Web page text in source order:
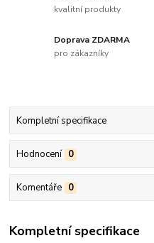
kvalitní produkty
Doprava ZDARMA
pro zákazníky
Kompletní specifikace
Hodnocení 0
Komentáře 0
Kompletní specifikace